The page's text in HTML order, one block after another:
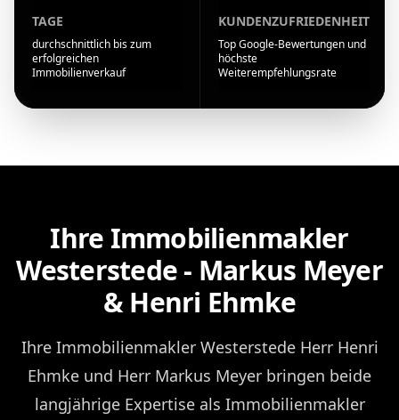
TAGE
durchschnittlich bis zum
erfolgreichen
Immobilienverkauf
KUNDENZUFRIEDENHEIT
Top Google-Bewertungen und
höchste
Weiterempfehlungsrate
Ihre Immobilienmakler
Westerstede - Markus Meyer
& Henri Ehmke
Ihre Immobilienmakler Westerstede Herr Henri
Ehmke und Herr Markus Meyer bringen beide
langjährige Expertise als Immobilienmakler